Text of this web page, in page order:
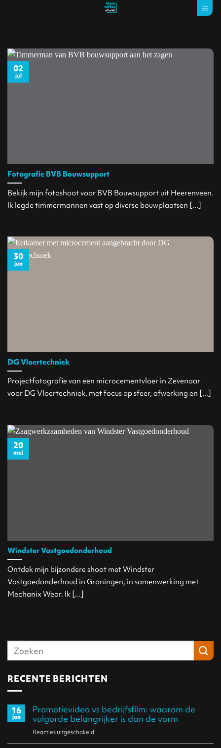
Fotografie BVB Bouwsupport
Bekijk mijn fotoshoot voor BVB Bouwsupport uit Heerenveen.
Ik legde timmermannen vast op diverse bouwplaatsen [...]
02
jul
DG Vloertechniek
Projectfotografie van een microcementvloer in Zevenaar
voor DG Vloertechniek, met focus op sfeer, afwerking en [...]
30
jun
Windster Vastgoedonderhoud
Ontdek mijn bijzondere shoot met Windster
Vastgoedonderhoud in Groningen, in samenwerking met
Mechanix Wear. Ik [...]
20
mei
RECENTE BERICHTEN
16
jan
Promotievideo vs bedrijfsfilm: waarom de
volgorde belangrijker is dan de vorm
Reacties uitgeschakeld
Promotievideo